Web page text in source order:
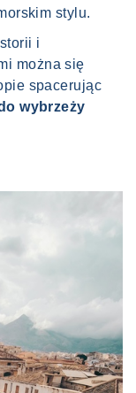
stylu.
i
można się
spacerując
wybrzeży